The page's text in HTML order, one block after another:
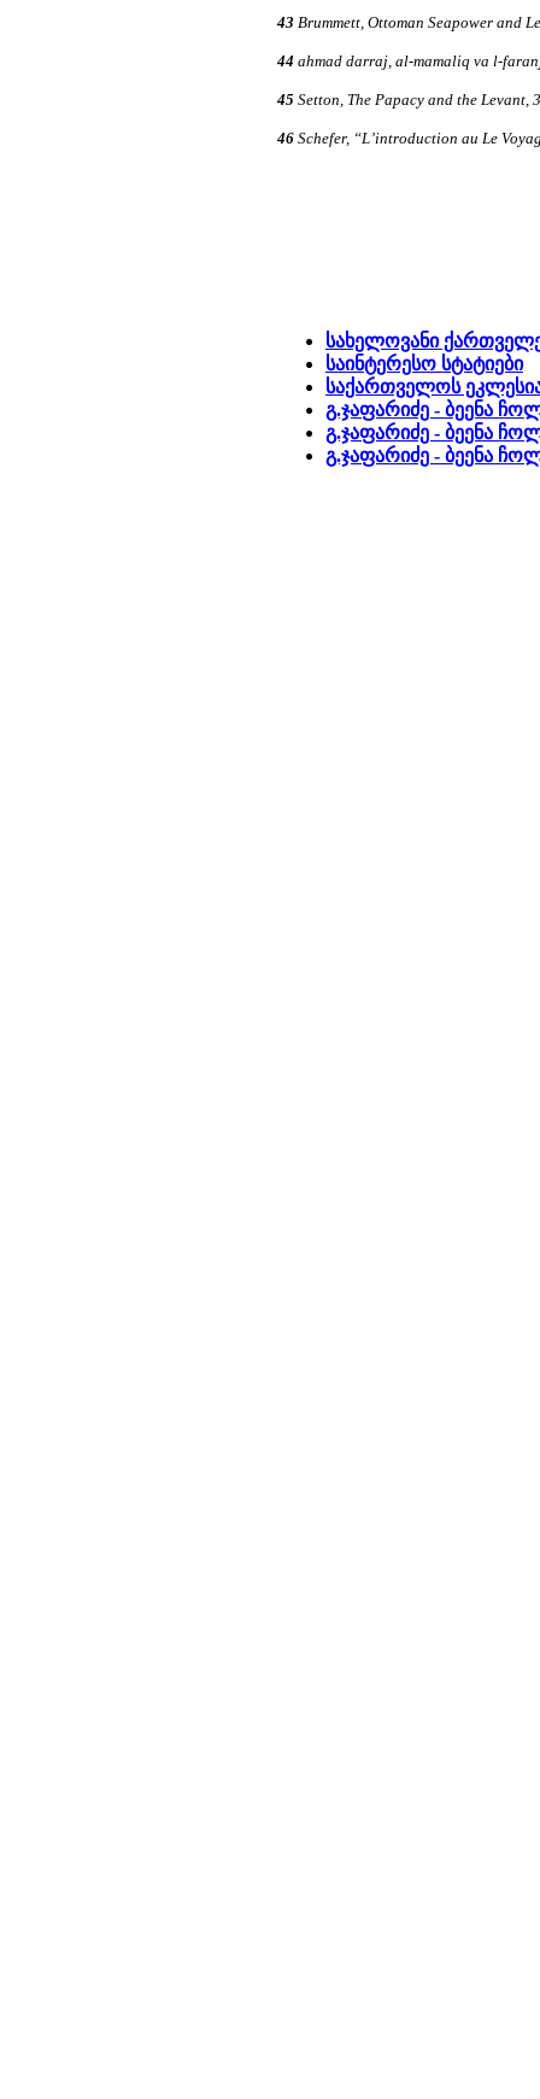
43 Brummett, Ottoman Seapower and
44 ahmad darraj, al-mamaliq va l-
45 Setton, The Papacy and the Levant,
46 Schefer, “L’introduction au Le
სახელოვანი
საინტერესო სტატიები
საქართველოს
გ.ჯაფარიძე - ბეენა
გ.ჯაფარიძე - ბეენა
გ.ჯაფარიძე - ბეენა